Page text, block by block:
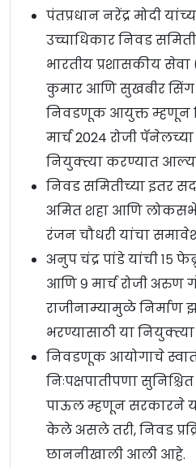
पंतप्रधान नरेंद्र मोदी
उच्चाधिकार निवड
भारतीय प्रशासकीय सेवा
कुमार आणि सुखबीर सिंग
निवडणूक आयुक्त म्हणून
मार्च 2024 रोजी
नियुक्त्या करण्यात
निवड समितीच्या इतर
अमित शहा आणि
रंजन चौधरी यांचा
अनुप चंद्र पांडे यांची १५
आणि ९ मार्च रोजी
राजीनाम्यामुळे निर्माण
भरण्यासाठी या
निवडणूक आयोगाचे
निःपक्षपातीपणा
पाऊल म्हणून सरकारने
केले असले तरी, निवड
छाननीखाली आली आहे.